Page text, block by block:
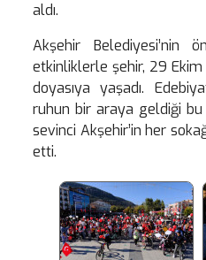
aldı.
Akşehir Belediyesi’nin
etkinliklerle şehir, 29
doyasıya yaşadı.
ruhun bir araya geldiği
sevinci Akşehir’in her
etti.